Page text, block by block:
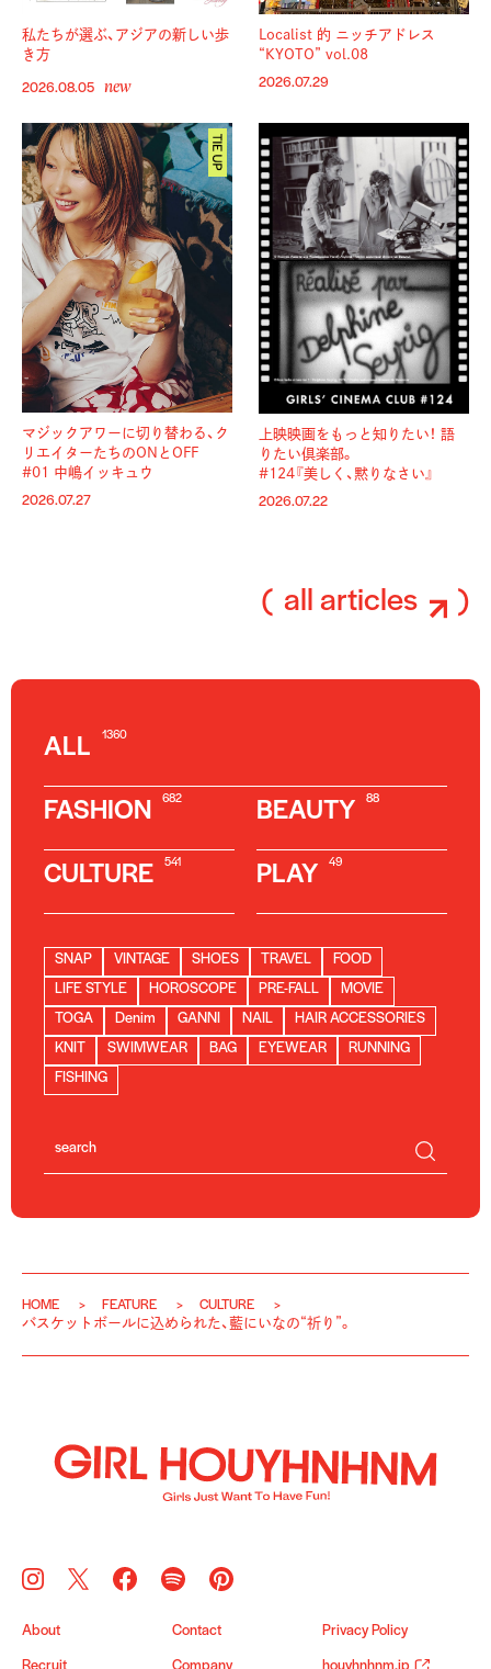
私たちが選ぶ、アジアの新しい歩
き方
2026.08.05 new
Localist 的 ニッチアドレス
“KYOTO” vol.08
2026.07.29
マジックアワーに切り替わる、 ク
リエイターたちのONとOFF
#01 中嶋イッキュウ
2026.07.27
上映映画をもっと知りたい！ 語
りたい倶楽部。
#124『美しく、黙りなさい』
2026.07.22
all articles
ALL 1360
FASHION 682 BEAUTY 88
CULTURE 541 PLAY 49
SNAP VINTAGE SHOES TRAVEL
FOOD
LIFE STYLE
HOROSCOPE PRE-FALL
MOVIE
TOGA
Denim GANNI NAIL
HAIR ACCESSORIES
KNIT
SWIMWEAR BAG EYEWEAR
RUNNING
FISHING
HOME FEATURE
CULTURE
バスケットボールに込められた、藍にいなの“祈り”。
About Contact Privacy Policy